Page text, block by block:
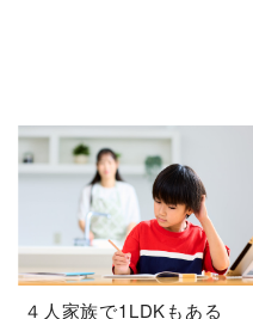
４人家族で1LDKもある